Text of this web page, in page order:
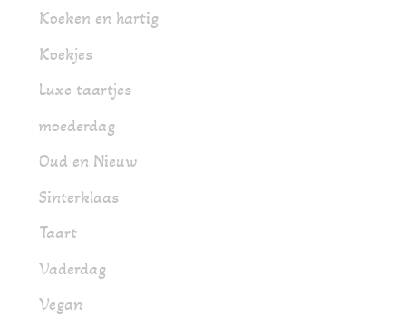
Koeken en hartig
Koekjes
Luxe taartjes
moederdag
Oud en Nieuw
Sinterklaas
Taart
Vaderdag
Vegan